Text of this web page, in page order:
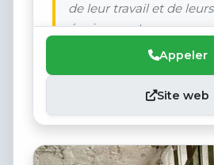
de leur travail et de leurs
équipements.
Appeler
Site web